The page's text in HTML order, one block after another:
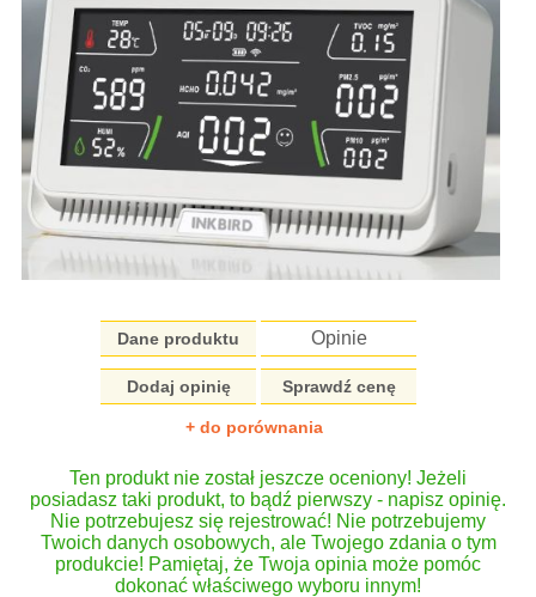
Dane produktu Opinie
Dodaj opinię Sprawdź cenę
+ do porównania
Ten produkt nie został jeszcze oceniony! Jeżeli
posiadasz taki produkt, to bądź pierwszy - napisz opinię.
Nie potrzebujesz się rejestrować! Nie potrzebujemy
Twoich danych osobowych, ale Twojego zdania o tym
produkcie! Pamiętaj, że Twoja opinia może pomóc
dokonać właściwego wyboru innym!